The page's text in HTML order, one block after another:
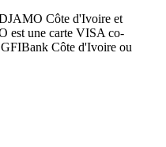
Côte d'Ivoire et
est une carte VISA co-
Côte d'Ivoire ou